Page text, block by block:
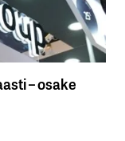
– osake